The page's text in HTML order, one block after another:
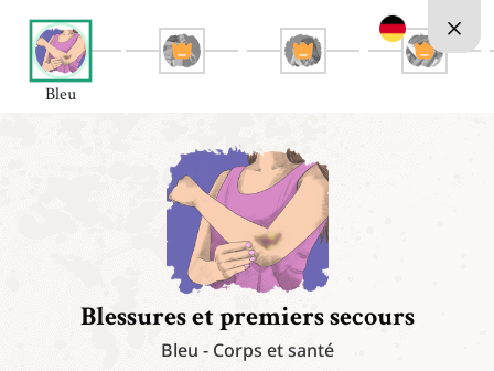
Bleu
Blessures et premiers secours
Bleu - Corps et santé